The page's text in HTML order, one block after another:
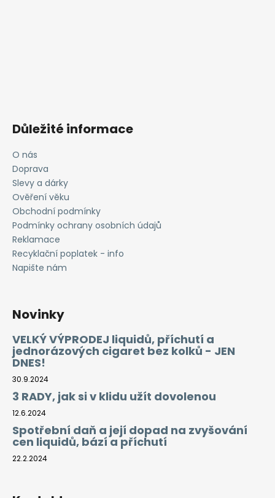
Důležité informace
O nás
Doprava
Slevy a dárky
Ověření věku
Obchodní podmínky
Podmínky ochrany osobních údajů
Reklamace
Recyklační poplatek - info
Napište nám
Novinky
VELKÝ VÝPRODEJ liquidů, příchutí a
jednorázových cigaret bez kolků - JEN
DNES!
30.9.2024
3 RADY, jak si v klidu užít dovolenou
12.6.2024
Spotřební daň a její dopad na zvyšování
cen liquidů, bází a příchutí
22.2.2024